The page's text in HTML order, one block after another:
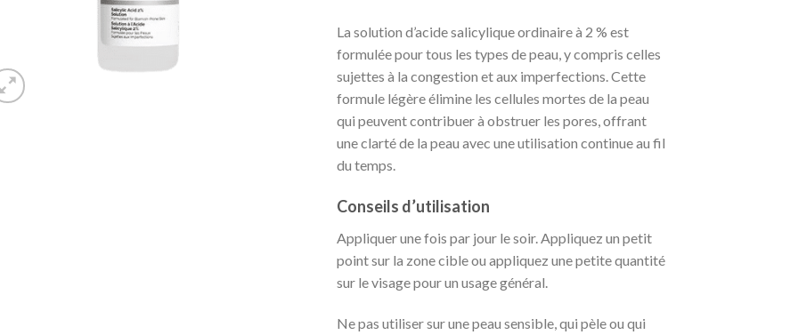
La solution d’acide salicylique ordinaire à 2 % est
formulée pour tous les types de peau, y compris celles
sujettes à la congestion et aux imperfections. Cette
formule légère élimine les cellules mortes de la peau
qui peuvent contribuer à obstruer les pores, offrant
une clarté de la peau avec une utilisation continue au fil
du temps.
Conseils d’utilisation
Appliquer une fois par jour le soir. Appliquez un petit
point sur la zone cible ou appliquez une petite quantité
sur le visage pour un usage général.
Ne pas utiliser sur une peau sensible, qui pèle ou qui